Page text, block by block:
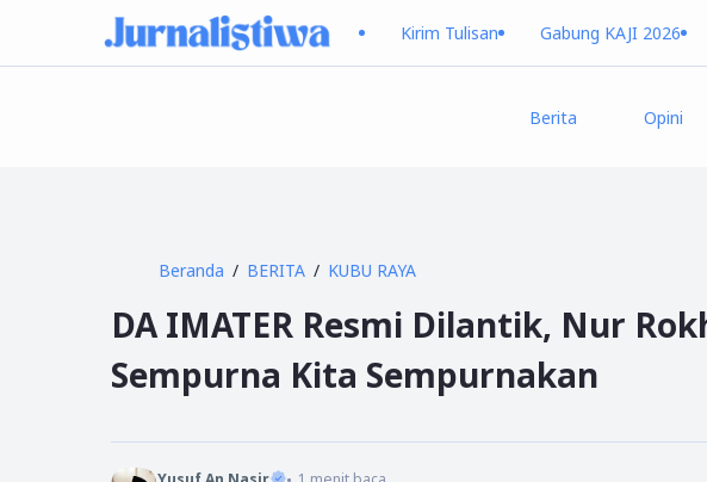
Kirim Tulisan Gabung KAJI 2026
Berita Opini
Beranda BERITA KUBU RAYA
DA IMATER Resmi Dilantik, Nur
Sempurna Kita Sempurnakan